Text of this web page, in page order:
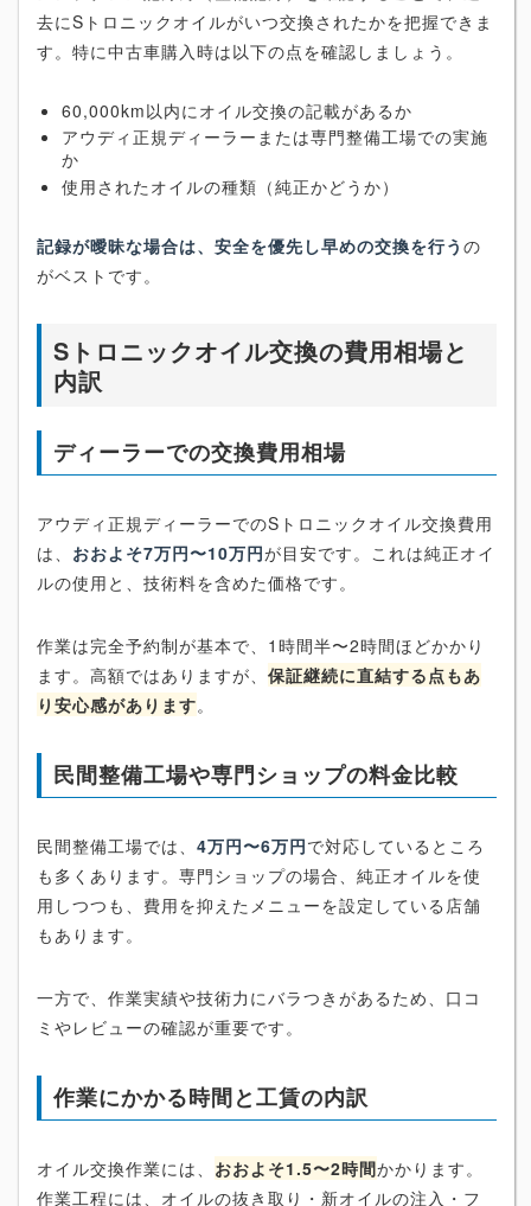
去にSトロニックオイルがいつ交換されたかを把握できま
す。特に中古車購入時は以下の点を確認しましょう。
60,000km以内にオイル交換の記載があるか
アウディ正規ディーラーまたは専門整備工場での実施
か
使用されたオイルの種類（純正かどうか）
記録が曖昧な場合は、安全を優先し早めの交換を行う の
がベストです。
Sトロニックオイル交換の費用相場と
内訳
ディーラーでの交換費用相場
アウディ正規ディーラーでのSトロニックオイル交換費用
は、 おおよそ7万円〜10万円が目安です。これは純正オイ
ルの使用と、技術料を含めた価格です。
作業は完全予約制が基本で、1時間半〜2時間ほどかかり
ます。高額ではありますが、 保証継続に直結する点もあ
り安心感があります。
民間整備工場や専門ショップの料金比較
民間整備工場では、 4万円〜6万円で対応しているところ
も多くあります。専門ショップの場合、純正オイルを使
用しつつも、費用を抑えたメニューを設定している店舗
もあります。
一方で、作業実績や技術力にバラつきがあるため、口コ
ミやレビューの確認が重要です。
作業にかかる時間と工賃の内訳
オイル交換作業には、 おおよそ1.5〜2時間かかります。
作業工程には、オイルの抜き取り・新オイルの注入・フ